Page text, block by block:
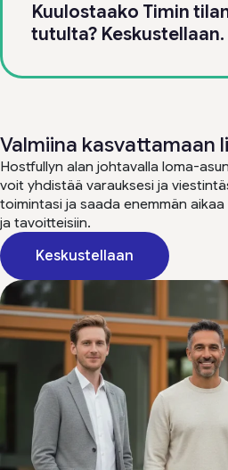
Kuulostaako Timin
tutulta? Keskustellaan.
Valmiina kasvattamaan
Hostfullyn alan johtavalla loma-
voit yhdistää varauksesi ja
toimintasi ja saada enemmän
ja tavoitteisiin.
Keskustellaan